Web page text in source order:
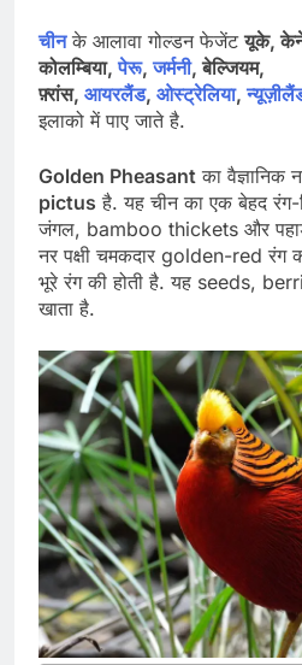
चीनके आलावा गोल्डन फेजेंटयूके,
कोलम्बिया,पेरू,जर्मनी, बेल्जियम,
फ़्रांस, आयरलैंड, ओस्ट्रेलिया,
इलाको में पाए जाते है.
Golden Pheasant का वैज्ञानिक
pictus है. यह चीन का एक बेहद
जंगल, bamboo thickets और
नर पक्षी चमकदार golden-red रंग
भूरे रंग की होती है. यह seeds,
खाता है.